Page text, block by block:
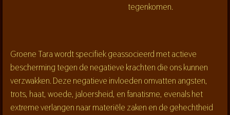
tegenkomen.
Groene Tara wordt specifiek geassocieerd met actieve
bescherming tegen de negatieve krachten die ons kunnen
verzwakken. Deze negatieve invloeden omvatten angsten,
trots, haat, woede, jaloersheid, en fanatisme, evenals het
extreme verlangen naar materiële zaken en de gehechtheid